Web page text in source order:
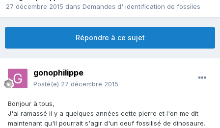
27 décembre 2015 dans Demandes d' identification de fossiles
Répondre à ce sujet
gonophilippe
Posté(e) 27 décembre 2015
Bonjour à tous,
J'ai ramassé il y a quelques années cette pierre et l'on me dit
maintenant qu'il pourrait s'agir d'un oeuf fossilisé de dinosaure.